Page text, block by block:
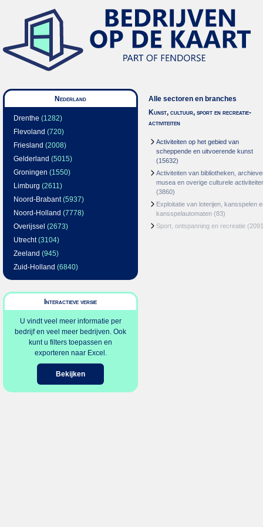
Nederland
Drenthe (1282)
Flevoland (720)
Friesland (2008)
Gelderland (5015)
Groningen (1550)
Limburg (2611)
Noord-Brabant(5937)
Noord-Holland (7778)
Overijssel (2673)
Utrecht(3104)
Zeeland (945)
Zuid-Holland (6840)
Interactieve versie
U vindt veel meer informatie per
bedrijf en veel meer bedrijven. Ook
kunt u filters toepassen en
exporteren naar Excel.
Bekijken
Alle sectoren en branches
Kunst, cultuur, sport en recreatie-
activiteiten
Activiteiten op het gebied van
scheppende en uitvoerende kunst
(15632)
Activiteiten van bibliotheken,
musea en overige culturele
(3860)
Exploitatie van loterijen, kansspelen
kansspelautomaten (83)
Sport, ontspanning en recreatie